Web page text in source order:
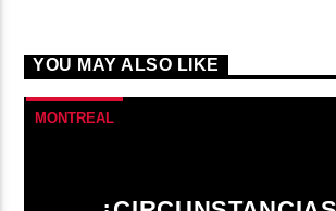
YOU MAY ALSO LIKE
MONTREAL